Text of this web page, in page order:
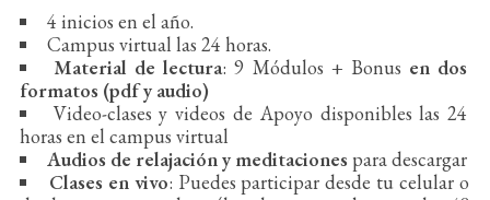
4 inicios en el año.
Campus virtual las 24 horas.
Material de lectura: 9 Módulos + Bonus en dos
formatos (pdf y audio)
Video-clases y videos de Apoyo disponibles las 24
horas en el campus virtual
Audios de relajación y meditaciones para descargar
Clases en vivo: Puedes participar desde tu celular o